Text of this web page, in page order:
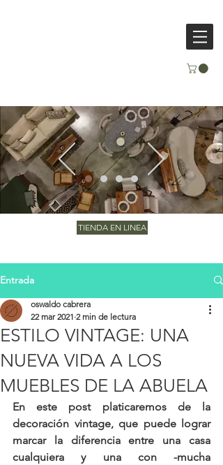
TIENDA EN LINEA
Entrada
ESTILO VINTAGE: UNA
NUEVA VIDA A LOS
MUEBLES DE LA ABUELA
oswaldo cabrera
22 mar 2021 2 min de lectura
En este post platicaremos de la
decoración vintage, que puede lograr
marcar la diferencia entre una casa
cualquiera y una con -mucha